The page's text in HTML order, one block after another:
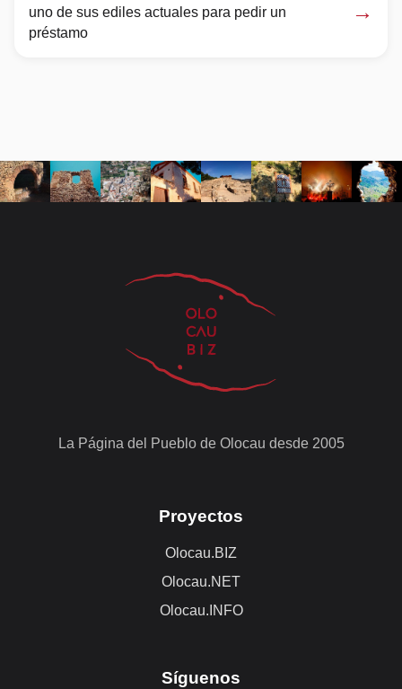
uno de sus ediles actuales para pedir un
préstamo
→
La Página del Pueblo de Olocau desde 2005
Proyectos
Olocau.BIZ
Olocau.NET
Olocau.INFO
Síguenos